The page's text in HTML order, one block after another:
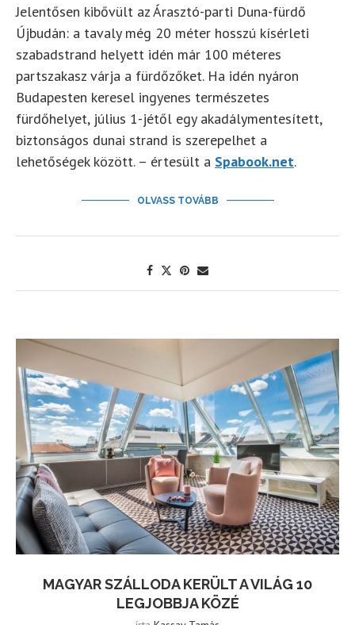
Jelentősen kibővült az Árasztó-parti Duna-fürdő
Újbudán: a tavaly még 20 méter hosszú kísérleti
szabadstrand helyett idén már 100 méteres
partszakasz várja a fürdőzőket. Ha idén nyáron
Budapesten keresel ingyenes természetes
fürdőhelyet, július 1-jétől egy akadálymentesített,
biztonságos dunai strand is szerepelhet a
lehetőségek között. – értesült a Spabook.net.
OLVASS TOVÁBB
MAGYAR SZÁLLODA KERÜLT A VILÁG 10
LEGJOBBJA KÖZÉ